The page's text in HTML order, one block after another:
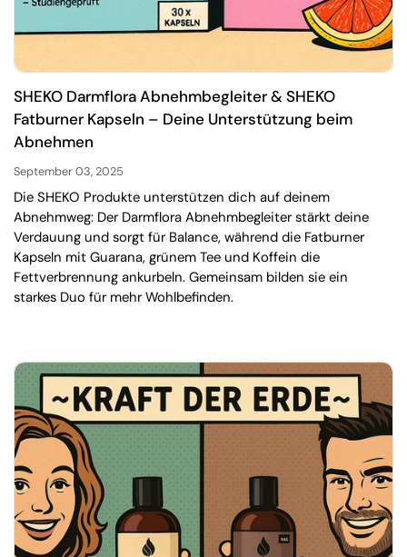
SHEKO Darmflora Abnehmbegleiter & SHEKO
Fatburner Kapseln – Deine Unterstützung beim
Abnehmen
September 03, 2025
Die SHEKO Produkte unterstützen dich auf deinem
Abnehmweg: Der Darmflora Abnehmbegleiter stärkt deine
Verdauung und sorgt für Balance, während die Fatburner
Kapseln mit Guarana, grünem Tee und Koffein die
Fettverbrennung ankurbeln. Gemeinsam bilden sie ein
starkes Duo für mehr Wohlbefinden.